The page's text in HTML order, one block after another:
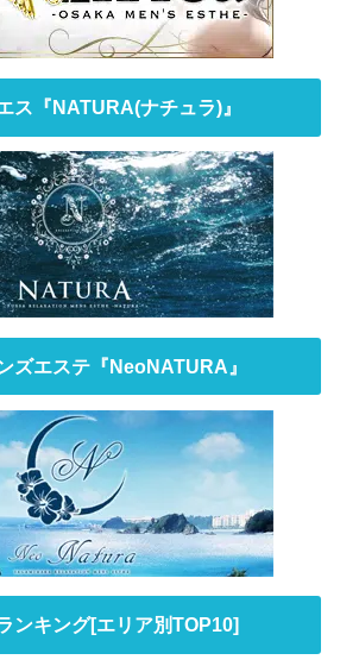
ス『NATURA(ナチュラ)』
ズエステ『NeoNATURA』
ンキング[エリア別TOP10]